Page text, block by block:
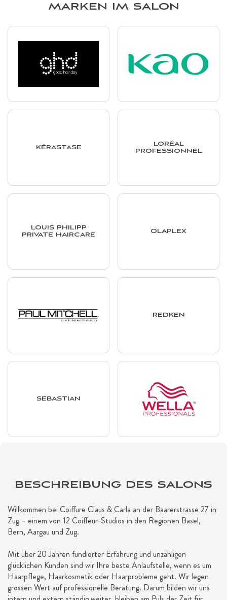
MARKEN IM SALON
KÉRASTASE
LORÉAL
PROFESSIONNEL
LOUIS PHILIPP
PRIVATE HAIRCARE
OLAPLEX
REDKEN
SEBASTIAN
BESCHREIBUNG DES SALONS
Willkommen bei Coiffure Claus & Carla an der Baarerstrasse 27 in
Zug – einem von 12 Coiffeur-Studios in den Regionen Basel,
Bern, Aargau und Zug.
Mit über 20 Jahren fundierter Erfahrung und unzähligen
glücklichen Kunden sind wir Ihre beste Anlaufstelle, wenn es um
Haarpflege, Haarkosmetik oder Haarprobleme geht. Wir legen
grossen Wert auf professionelle Beratung. Darum bilden wir uns